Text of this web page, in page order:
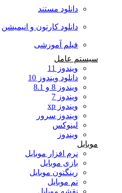
دانلود مستند
دانلود کارتون و انیمیشن
فیلم آموزشی
سیستم عامل
ویندوز 11
دانلود ویندوز 10
ویندوز 8 و 8.1
ویندوز 7
ویندوز xp
ویندوز سرور
لینوکس
ویندوز
موبایل
نرم افزار موبایل
بازی موبایل
رینگتون موبایل
تم موبایل
نقشه موبایل